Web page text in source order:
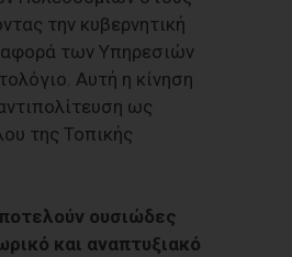
την κυβερνητική
των Υπηρεσιών
Αυτή η κίνηση
ως
της Τοπικής
ουσιώδες
και αναπτυξιακό